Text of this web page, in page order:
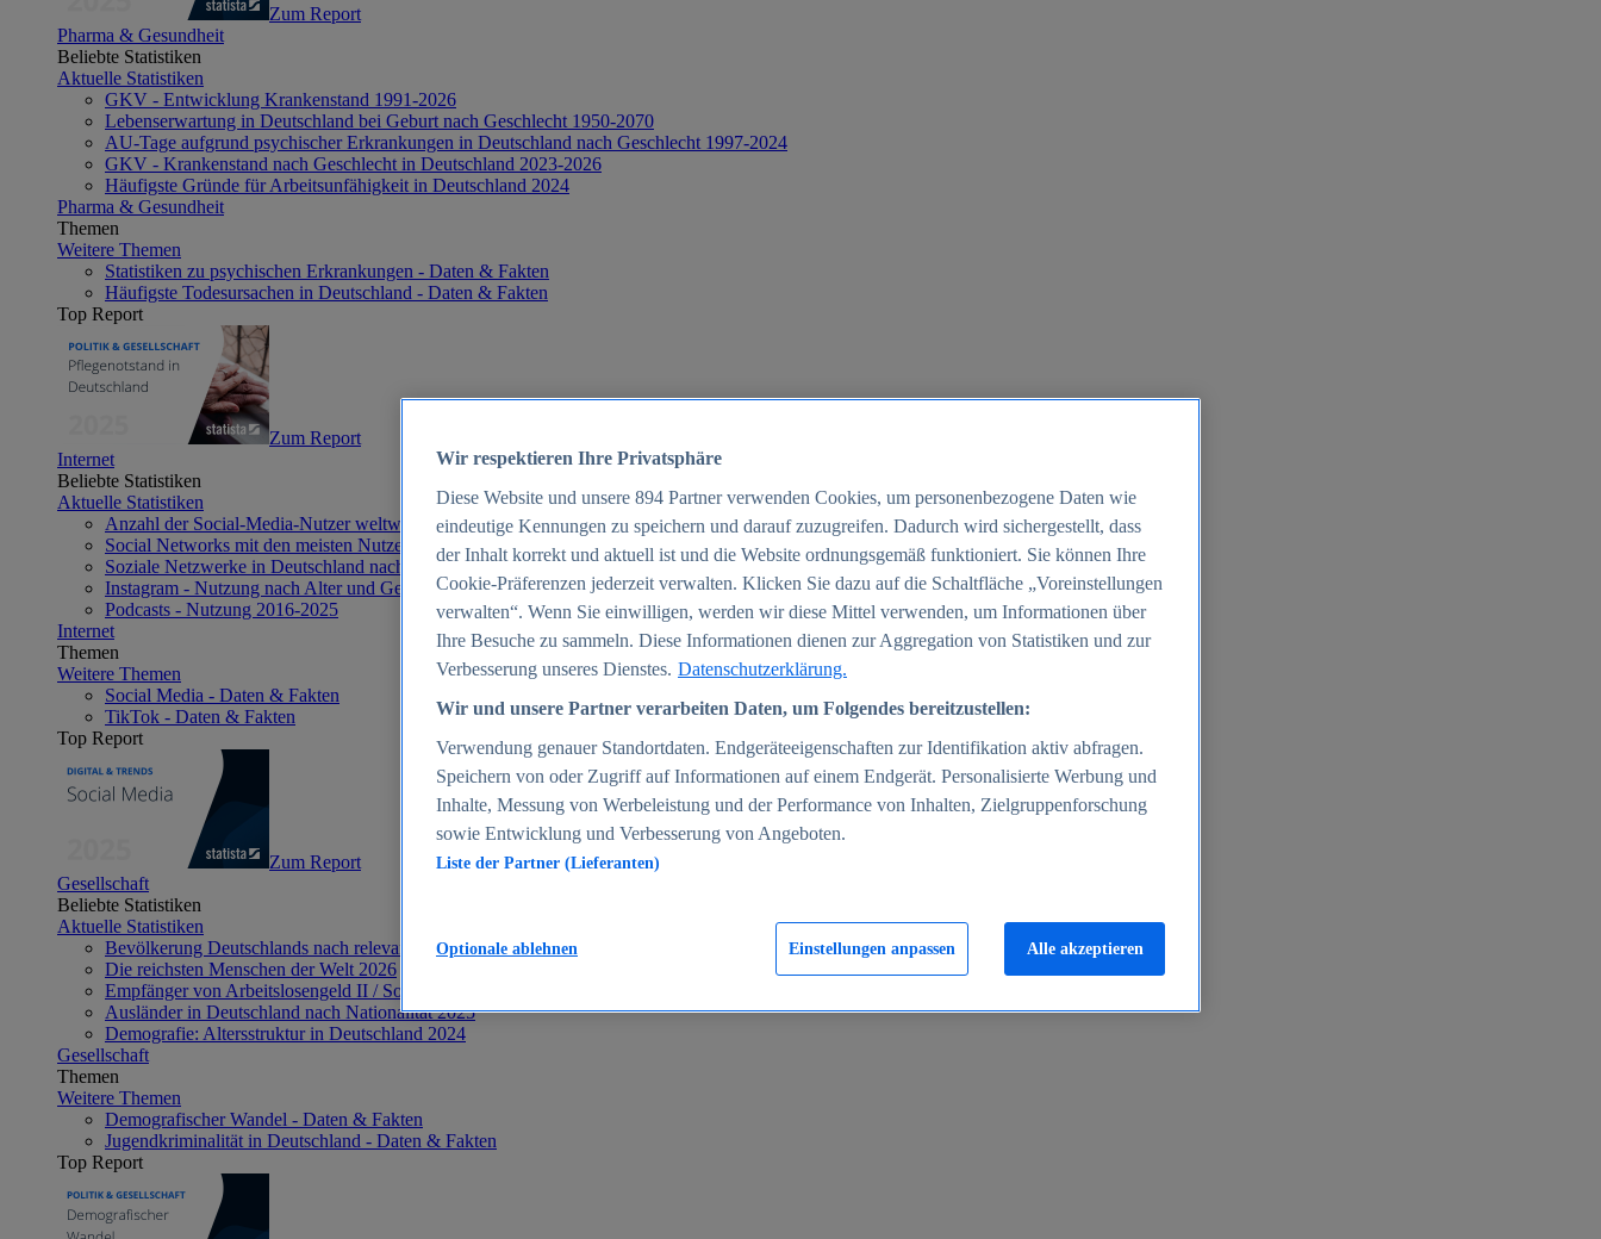
Zum Report
Pharma & Gesundheit
Beliebte Statistiken
Aktuelle Statistiken
GKV - Entwicklung Krankenstand 1991-2026
Lebenserwartung in Deutschland bei Geburt nach Geschlecht 1950-2070
AU-Tage aufgrund psychischer Erkrankungen in Deutschland nach Geschlecht 1997-2024
GKV - Krankenstand nach Geschlecht in Deutschland 2023-2026
Häufigste Gründe für Arbeitsunfähigkeit in Deutschland 2024
Pharma & Gesundheit
Themen
Weitere Themen
Statistiken zu psychischen Erkrankungen - Daten & Fakten
Häufigste Todesursachen in Deutschland - Daten & Fakten
Top Report
Zum Report
Internet
Beliebte Statistiken
Aktuelle Statistiken
Anzahl der Social-Media-Nutzer weltweit 2012-2025
Social Networks mit den meisten Nutzern weltweit 2025
Soziale Netzwerke in Deutschland nach Generationen 2025
Instagram - Nutzung nach Alter und Geschlecht in Deutschland 2025
Podcasts - Nutzung 2016-2025
Internet
Themen
Weitere Themen
Social Media - Daten & Fakten
TikTok - Daten & Fakten
Top Report
Zum Report
Gesellschaft
Beliebte Statistiken
Aktuelle Statistiken
Bevölkerung Deutschlands nach relevanten Altersgruppen 2024
Die reichsten Menschen der Welt 2026
Empfänger von Arbeitslosengeld II / Sozialgeld / Bürgergeld in Deutschland 2005-2025
Ausländer in Deutschland nach Nationalität 2025
Demografie: Altersstruktur in Deutschland 2024
Gesellschaft
Themen
Weitere Themen
Demografischer Wandel - Daten & Fakten
Jugendkriminalität in Deutschland - Daten & Fakten
Top Report
Wir respektieren Ihre Privatsphäre
Diese Website und unsere 894 Partner verwenden Cookies, um personenbezogene Daten wie
eindeutige Kennungen zu speichern und darauf zuzugreifen. Dadurch wird sichergestellt, dass
der Inhalt korrekt und aktuell ist und die Website ordnungsgemäß funktioniert. Sie können Ihre
Cookie-Präferenzen jederzeit verwalten. Klicken Sie dazu auf die Schaltfläche „Voreinstellungen
verwalten“. Wenn Sie einwilligen, werden wir diese Mittel verwenden, um Informationen über
Ihre Besuche zu sammeln. Diese Informationen dienen zur Aggregation von Statistiken und zur
Verbesserung unseres Dienstes. Datenschutzerklärung.
Wir und unsere Partner verarbeiten Daten, um Folgendes bereitzustellen:
Verwendung genauer Standortdaten. Endgeräteeigenschaften zur Identifikation aktiv abfragen.
Speichern von oder Zugriff auf Informationen auf einem Endgerät. Personalisierte Werbung und
Inhalte, Messung von Werbeleistung und der Performance von Inhalten, Zielgruppenforschung
sowie Entwicklung und Verbesserung von Angeboten.
Liste der Partner (Lieferanten)
Einstellungen anpassen
Optionale ablehnen Alle akzeptieren